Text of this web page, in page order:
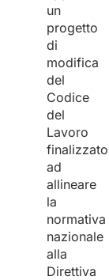
un
progetto
di
modifica
del
Codice
del
Lavoro
finalizzato
ad
allineare
la
normativa
nazionale
alla
Direttiva